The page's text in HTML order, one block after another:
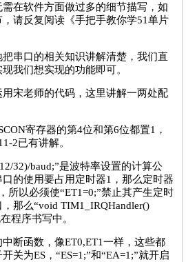
在软件方面做过多的细节描写，如
请反复阅读《手把手教你学51单片
串口的相关知识讲解清楚，我们直
我们想实现的功能即可。
宋老师的代码，这里讲解一两处配
寄存器的第4位和第6位都置1，
2已有讲解。
32)/baud;”是波特率设置的计算公
的使用要占用定时器1，那么定时器
所以必须使“ET1=0;”禁止其产生定时
那么“void TIM1_IRQHandler()
程序书写中。
断函数，像ET0,ET1一样，这些都
关为ES，“ES=1;”和“EA=1;”就开启